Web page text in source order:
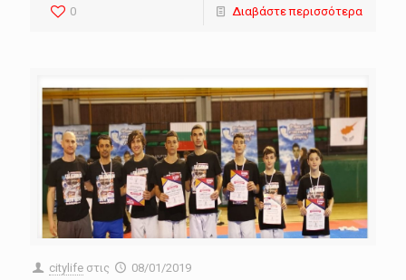
0 Διαβάστε περισσότερα
citylife στις 08/01/2019